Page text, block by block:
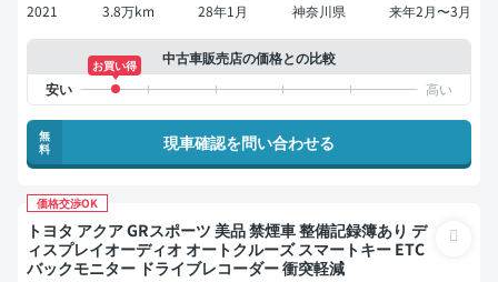
2021 3.8万km 28年1月 神奈川県 来年2月〜3月
中古車販売店の価格との比較
お買い得
無
料
現車確認を問い合わせる
価格交渉OK
トヨタ アクア GRスポーツ 美品 禁煙車 整備記録簿あり デ
ィスプレイオーディオ オートクルーズ スマートキー ETC
バックモニター ドライブレコーダー 衝突軽減